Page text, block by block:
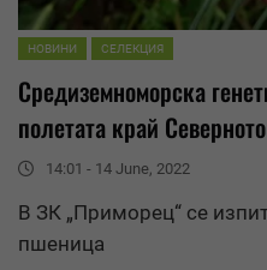
НОВИНИ СЕЛЕКЦИЯ
Средиземноморска
полетата край
14:01 - 14 June, 2022
В ЗК „Приморец“ се
пшеница